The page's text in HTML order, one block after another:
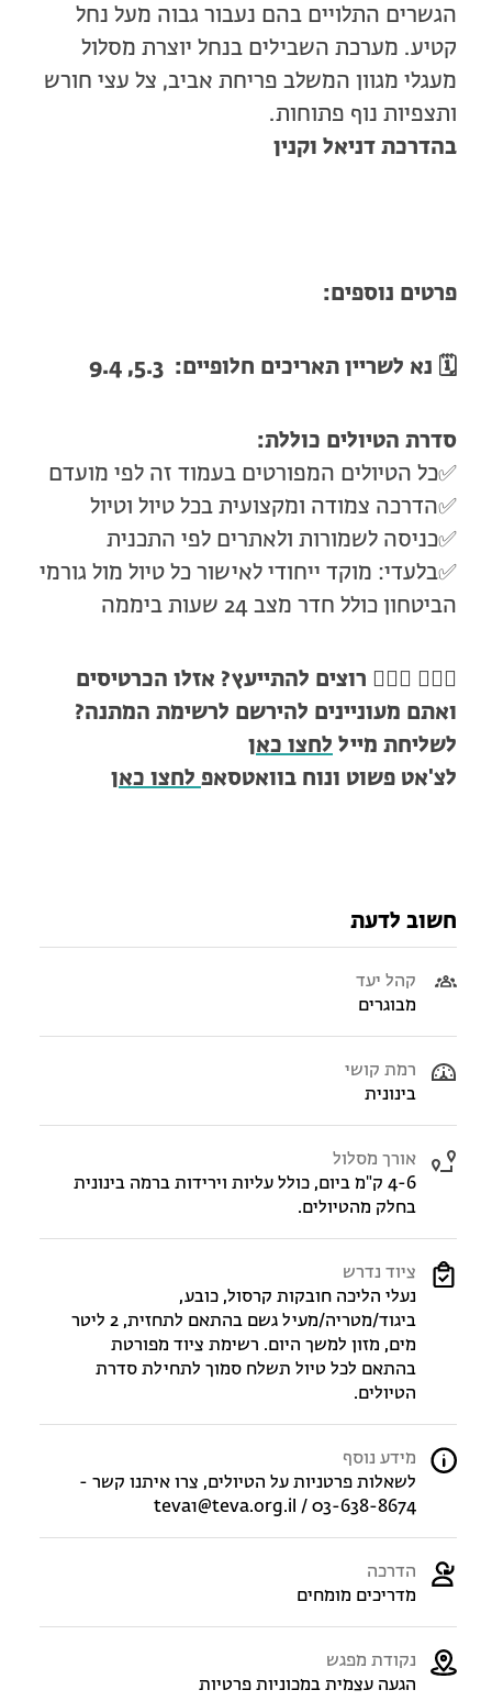
הגשרים התלויים בהם נעבור גבוה מעל נחל
קטיע. מערכת השבילים בנחל יוצרת מסלול
מעגלי מגוון המשלב פריחת אביב, צל עצי חורש
ותצפיות נוף פתוחות.
בהדרכת דניאל וקנין
פרטים נוספים:
🗓️ נא לשריין תאריכים חלופיים: 5.3, 9.4
סדרת הטיולים כוללת:
✅כל הטיולים המפורטים בעמוד זה לפי מועדם
✅הדרכה צמודה ומקצועית בכל טיול וטיול
✅כניסה לשמורות ולאתרים לפי התכנית
✅בלעדי: מוקד ייחודי לאישור כל טיול מול גורמי
הביטחון כולל חדר מצב 24 שעות ביממה
🙋🏻‍♀️ 🙋🏼‍♂️ רוצים להתייעץ? אזלו הכרטיסים
ואתם מעוניינים להירשם לרשימת המתנה?
לשליחת מייל לחצו כאן
לצ'אט פשוט ונוח בוואטסאפ לחצו כאן
חשוב לדעת
קהל יעד
מבוגרים
רמת קושי
בינונית
אורך מסלול
4-6 ק"מ ביום, כולל עליות וירידות ברמה בינונית
בחלק מהטיולים.
ציוד נדרש
נעלי הליכה חובקות קרסול, כובע,
ביגוד/מטריה/מעיל גשם בהתאם לתחזית, 2 ליטר
מים, מזון למשך היום. רשימת ציוד מפורטת
בהתאם לכל טיול תשלח סמוך לתחילת סדרת
הטיולים.
מידע נוסף
לשאלות פרטניות על הטיולים, צרו איתנו קשר -
teva1@teva.org.il / 03-638-8674
הדרכה
מדריכים מומחים
נקודת מפגש
הגעה עצמית במכוניות פרטיות